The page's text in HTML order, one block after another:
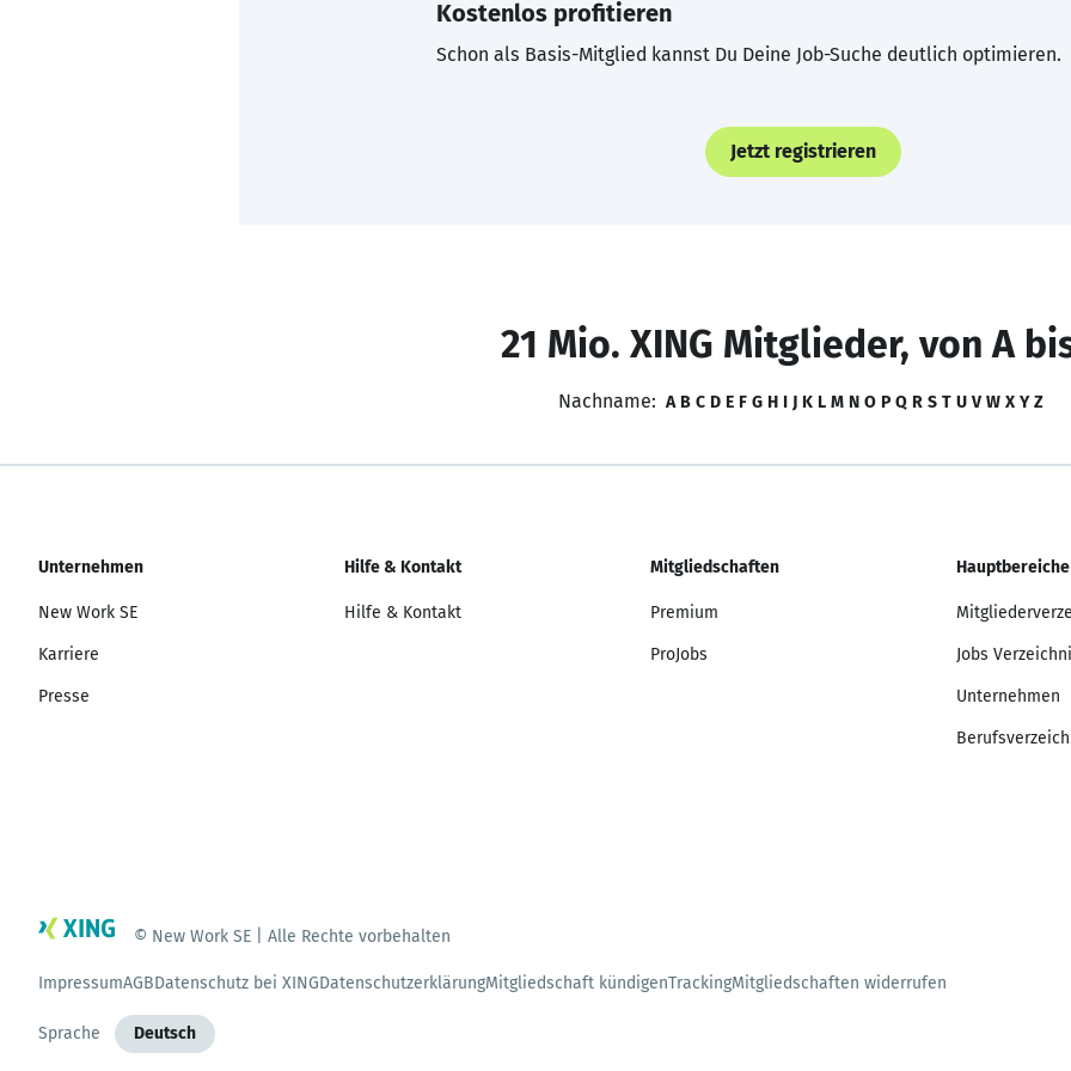
Kostenlos profitieren
Schon als Basis-Mitglied kannst Du Deine Job-Suche deutlich optimieren.
Jetzt registrieren
21 Mio. XING Mitglieder, von A
Nachname: A B C D E F G H I J K L M N O P Q R S T U V W X Y Z
Unternehmen
New Work SE
Karriere
Presse
Hilfe & Kontakt
Hilfe & Kontakt
Mitgliedschaften
Premium
ProJobs
Hauptbereiche
Jobs
Unternehmen
© New Work SE | Alle Rechte vorbehalten
ImpressumAGBDatenschutz bei XINGDatenschutzerklärungMitgliedschaft kündigenTrackingMitgliedschaften widerrufen
Sprache Deutsch